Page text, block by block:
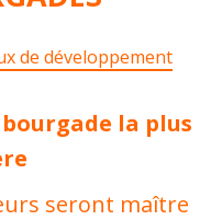
de développement
la plus
seront maître